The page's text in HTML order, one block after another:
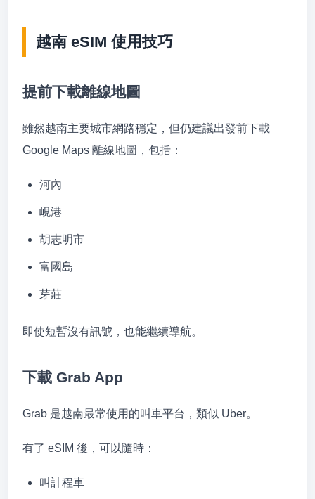
越南 eSIM 使用技巧
提前下載離線地圖
雖然越南主要城市網路穩定，但仍建議出發前下載
Google Maps 離線地圖，包括：
河內
峴港
胡志明市
富國島
芽莊
即使短暫沒有訊號，也能繼續導航。
下載 Grab App
Grab 是越南最常使用的叫車平台，類似 Uber。
有了 eSIM 後，可以隨時：
叫計程車